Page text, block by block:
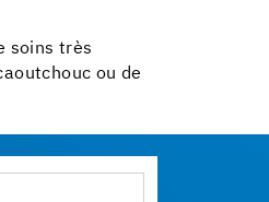
soins très
ou de